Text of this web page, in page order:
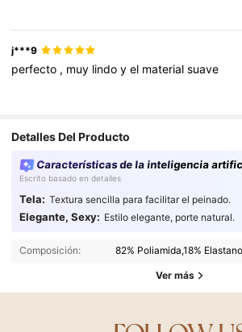
j***9
perfecto , muy lindoyel materialsuave
Detalles Del Producto
Características de la inteligencia
Escrito basado en detalles
Tela: Textura sencilla para facilitar el peinado.
Elegante, Sexy: Estilo elegante, porte natural.
Composición: 82% Poliamida,18% Elastano
Ver más